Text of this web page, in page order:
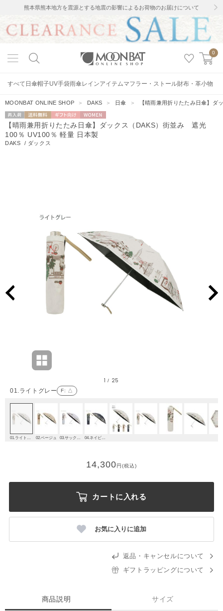
熊本県熊本地方を震源とする地震の影響によるお荷物のお届けについて
0
すべて 日傘帽子UV手袋雨傘レインアイテムマフラー・ストール財布・革小物
MOONBAT ONLINE SHOP ＞ DAKS ＞ 日傘 ＞ 【晴雨兼用折りたたみ日傘】
再入荷送料無料
ギフト向
け
WOMEN
【晴雨兼用折りたたみ日傘】ダックス（DAKS）街並み 遮光
100％ UV100％ 軽量 日本製
DAKS / ダックス
01.ライトグレー F: △
1 / 25
02.ベージュ
14,300円(税込)
カートに入れる
お気に入りに追加
返品・キャンセルについて
ギフトラッピングについて
商品説明 サイズ